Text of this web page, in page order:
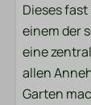
Dieses
einem der
eine
allen
Garten